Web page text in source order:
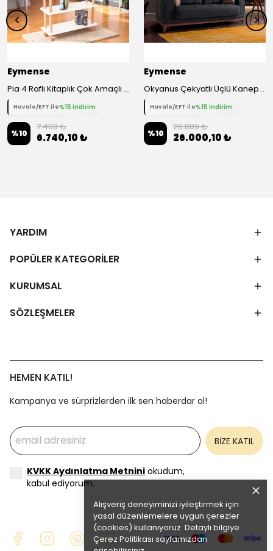
Alışveriş deneyiminizi iyileştirmek için
yasal düzenlemelere uygun çerezler
(cookies) kullanıyoruz. Detaylı bilgiye
Çerez Politikası sayfamızdan
Eymense
Pia 4 Raflı Kitaplık Çok Amaçlı Dolap - Beyaz
Havale/EFT ile%15 indirim
%10
7.489 ₺
6.740,10 ₺
Eymense
Okyanus Çekyatlı Üçlü Kanepe Çekyat
Havale/EFT ile%15 indirim
%10
28.889 ₺
26.000,10 ₺
YARDIM
POPÜLER KATEGORİLER
KURUMSAL
SÖZLEŞMELER
HEMEN KATIL!
Kampanya ve sürprizlerden ilk sen haberdar ol!
BİZE KATIL
KVKK Aydınlatma Metnini okudum,
kabul ediyorum.